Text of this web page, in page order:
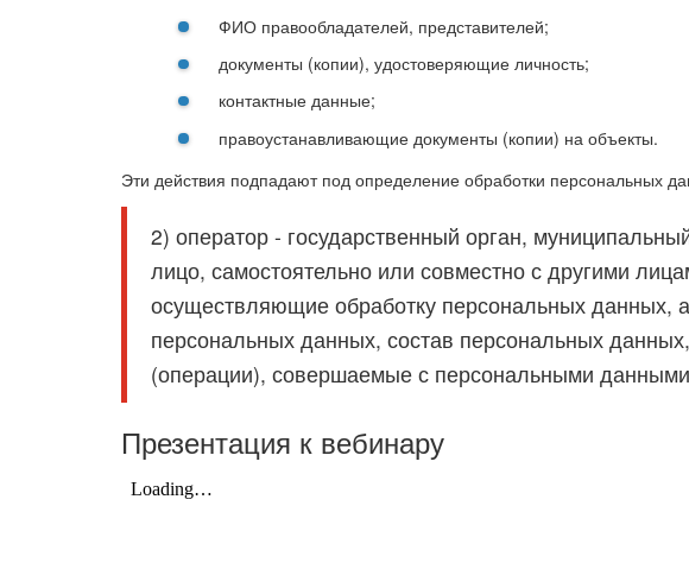
ФИО правообладателей, представителей;
документы (копии), удостоверяющие личность;
контактные данные;
правоустанавливающие документы (копии) на объекты.
Эти действия подпадают под определение обработки персональных
2) оператор - государственный орган,
лицо, самостоятельно или совместно с другими
осуществляющие обработку персональных данных,
персональных данных, состав персональных
(операции), совершаемые с персональными
Презентация к вебинару